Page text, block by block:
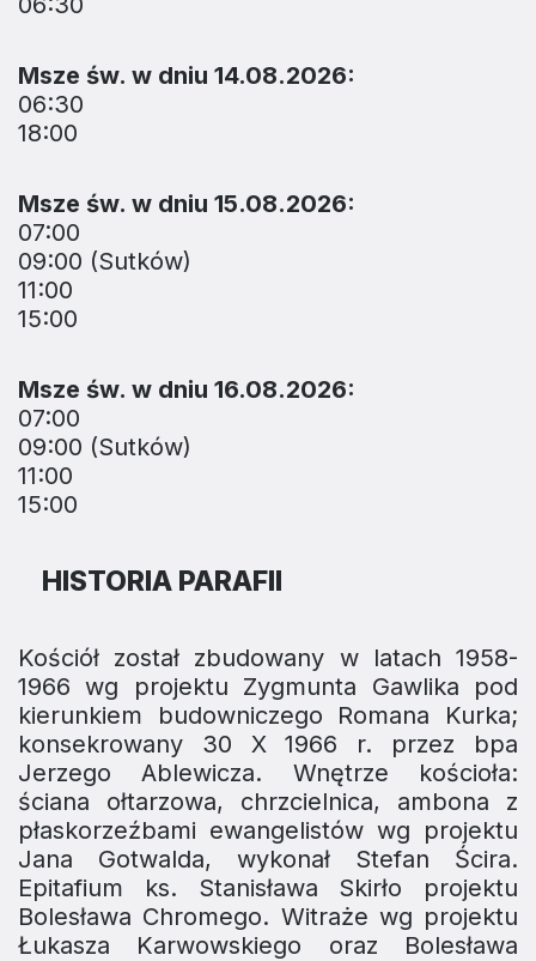
Msze św. w dniu 14.08.2026:
06:30
18:00
Msze św. w dniu 15.08.2026:
07:00
09:00 (Sutków)
11:00
15:00
Msze św. w dniu 16.08.2026:
07:00
09:00 (Sutków)
11:00
15:00
HISTORIA PARAFII
Kościół został zbudowany w latach 1958-
1966 wg projektu Zygmunta Gawlika pod
kierunkiem budowniczego Romana Kurka;
konsekrowany 30 X 1966 r. przez bpa
Jerzego Ablewicza. Wnętrze kościoła:
ściana ołtarzowa, chrzcielnica, ambona z
płaskorzeźbami ewangelistów wg projektu
Jana Gotwalda, wykonał Stefan Ścira.
Epitafium ks. Stanisława Skirło projektu
Bolesława Chromego. Witraże wg projektu
Łukasza Karwowskiego oraz Bolesława